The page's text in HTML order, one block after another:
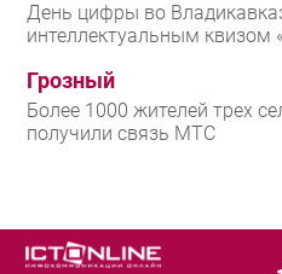
День цифры во
интеллектуальным
Грозный
Более 1000 жителей трех
получили связь МТС